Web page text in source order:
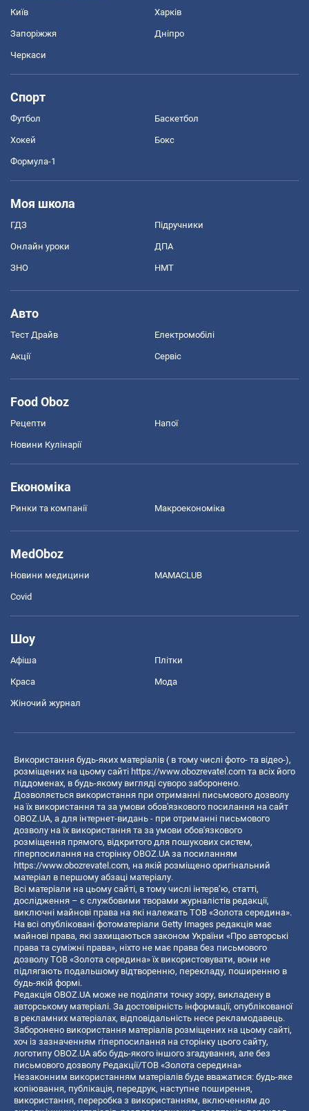
Київ Харків
Запоріжжя Дніпро
Черкаси
Спорт
Футбол Баскетбол
Хокей Бокс
Формула-1
Моя школа
ГДЗ Підручники
Онлайн уроки ДПА
ЗНО НМТ
Авто
Тест Драйв Електромобілі
Акції Сервіс
Food Oboz
Рецепти Напої
Новини Кулінарії
Економіка
Ринки та компанії Макроекономіка
MedOboz
Новини медицини MAMACLUB
Covid
Шоу
Афіша Плітки
Краса Мода
Жіночий журнал
Використання будь-яких матеріалів ( в тому числі фото- та відео-),
розміщених на цьому сайті https://www.obozrevatel.com та всіх його
піддоменах, в будь-якому вигляді суворо заборонено.
Дозволяється використання при отриманні письмового дозволу
на їх використання та за умови обов'язкового посилання на сайт
OBOZ.UA, а для інтернет-видань - при отриманні письмового
дозволу на їх використання та за умови обов'язкового
розміщення прямого, відкритого для пошукових систем,
гіперпосилання на сторінку OBOZ.UA за посиланням
https://www.obozrevatel.com, на якій розміщено оригінальний
матеріал в першому абзаці матеріалу.
Всі матеріали на цьому сайті, в тому числі інтерв’ю, статті,
дослідження – є службовими творами журналістів редакції,
виключні майнові права на які належать ТОВ «Золота середина».
На всі опубліковані фотоматеріали Getty Images редакція має
майнові права, які захищаються законом України «Про авторські
права та суміжні права», ніхто не має права без письмового
дозволу ТОВ «Золота середина» їх використовувати, вони не
підлягають подальшому відтворенню, перекладу, поширенню в
будь-якій формі.
Редакція OBOZ.UA може не поділяти точку зору, викладену в
авторському матеріалі. За достовірність інформації, опублікованої
в рекламних матеріалах, відповідальність несе рекламодавець.
Заборонено використання матеріалів розміщених на цьому сайті,
хоч із зазначенням гіперпосилання на сторінку цього сайту,
логотипу OBOZ.UA або будь-якого іншого згадування, але без
письмового дозволу Редакції/ТОВ «Золота середина»
Незаконним використанням матеріалів буде вважатися: будь-яке
копiювання, публiкацiя, передрук, наступне поширення,
використання, переробка з використанням, включенням до